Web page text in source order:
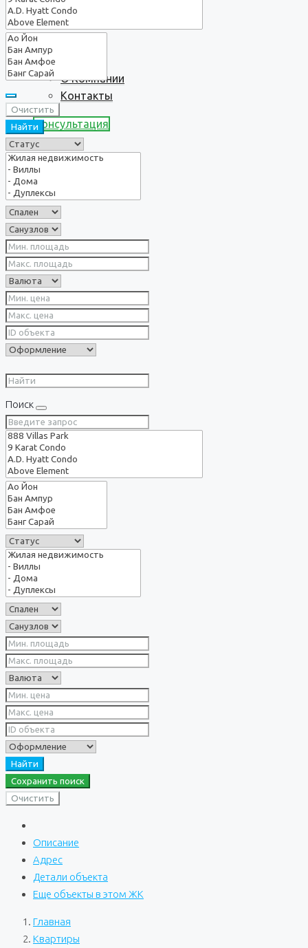
О нас
О Компании
Контакты
Консультация
Очистить
Найти
Поиск
Найти
Сохранить поиск
Очистить
Описание
Адрес
Детали объекта
Еще объекты в этом ЖК
Главная
Квартиры